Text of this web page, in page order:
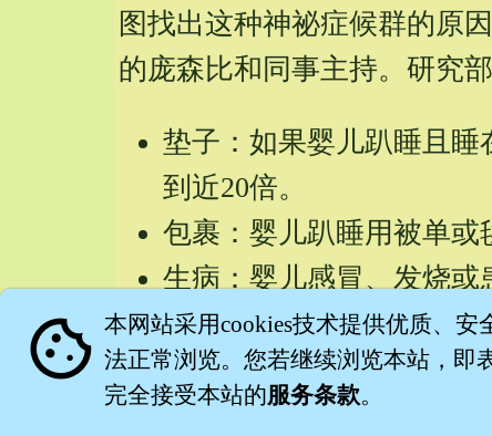
图找出这种神祕症候群的原
的庞森比和同事主持。研究
垫子：如果婴儿趴睡且
到近20倍。
包裹：婴儿趴睡用被单或
生病：婴儿感冒、发烧或
室内温度：婴儿趴睡若室
不过何以这些因素会增加猝
cookie 本网站采用cookies技术提供优质、
法正常浏览。您若继续浏览本站，即
完全接受本站的服务条款。